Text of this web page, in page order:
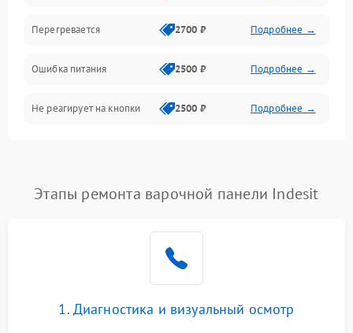
Перегревается 2700 ₽ Подробнее →
Ошибка питания 2500 ₽ Подробнее →
Не реагирует на кнопки 2500 ₽ Подробнее →
Этапы ремонта варочной панели Indesit
1. Диагностика и визуальный осмотр